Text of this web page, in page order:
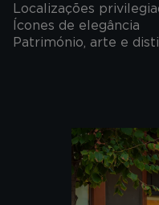
Localizações
Ícones de elegância
Património, arte e